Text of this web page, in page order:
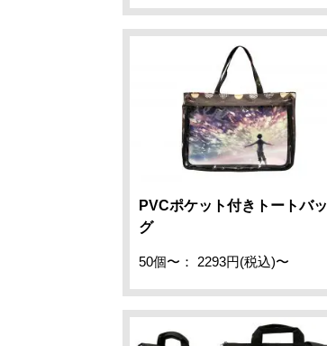
PVCポケット付きトートバッ
グ
50個〜： 2293円(税込)〜